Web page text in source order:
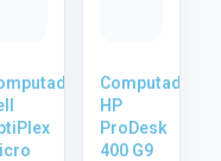
Computadora
HP
ProDesk
400 G9